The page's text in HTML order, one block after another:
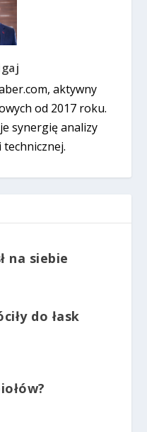
aktywny
od 2017 roku.
synergię analizy
na siebie
do łask